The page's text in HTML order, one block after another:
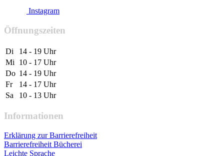
Instagram
Öffnungszeiten
Di
14 - 19 Uhr
Mi
10 - 17 Uhr
Do 14 - 19 Uhr
Fr
14 - 17 Uhr
Sa
10 - 13 Uhr
Informationen
Erklärung zur Barrierefreiheit
Barrierefreiheit Bücherei
Leichte Sprache